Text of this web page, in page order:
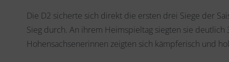
Die D2 sicherte sich direkt die ersten drei Siege der
Sieg durch. An ihrem Heimspieltag siegten sie
Hohensachsenerinnen zeigten sich kämpferisch und